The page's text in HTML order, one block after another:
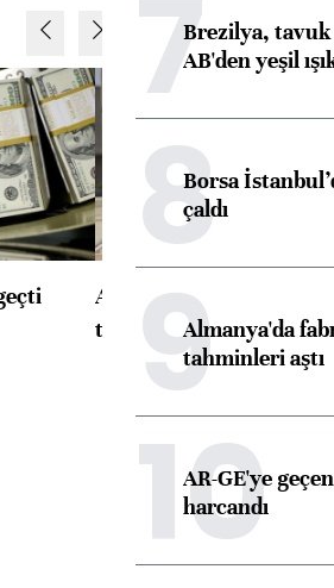
ABD'de konut
toparlandı
7Brezilya, tavuk
AB'den yeşil
8
Borsa
çaldı
9Almanya'da
tahminleri aştı
10
AR-GE'ye
harcandı